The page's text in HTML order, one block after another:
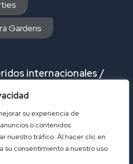
su experiencia de
o contenidos
nuestro tráfico. Al hacer clic en
su consentimiento a nuestro uso
Gardens
internacionales /
Program referral